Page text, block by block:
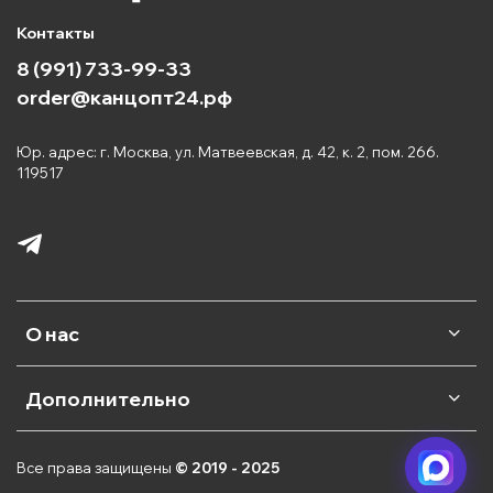
О нас
Дополнительно
Контакты
8 (991) 733-99-33
order@канцопт24.рф
Юр. адрес: г. Москва, ул. Матвеевская, д. 42, к. 2, пом. 266.
119517
Все права защищены © 2019 - 2025